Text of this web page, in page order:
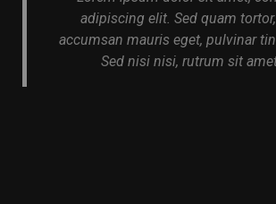
adipiscing elit. Sed quam
accumsan mauris eget, pulvinar
Sed nisi nisi, rutrum sit